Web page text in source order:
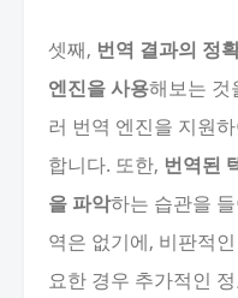
셋째, 번역 결과의 정
엔진을 사용해보는 것
러 번역 엔진을 지원
합니다. 또한, 번역된
을 파악하는 습관을
역은 없기에, 비판적
요한 경우 추가적인